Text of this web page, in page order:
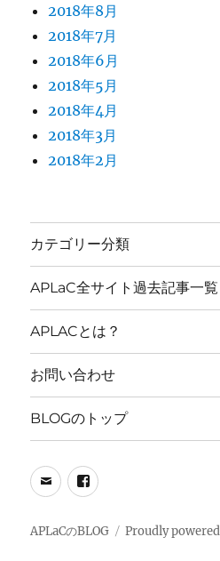
2018年8月
2018年7月
2018年6月
2018年5月
2018年4月
2018年3月
2018年2月
カテゴリー分類
APLaC全サイト過去記事一覧
APLACとは？
お問い合わせ
BLOGのトップ
メ
ル
FB
APLaCのBLOG Proudly